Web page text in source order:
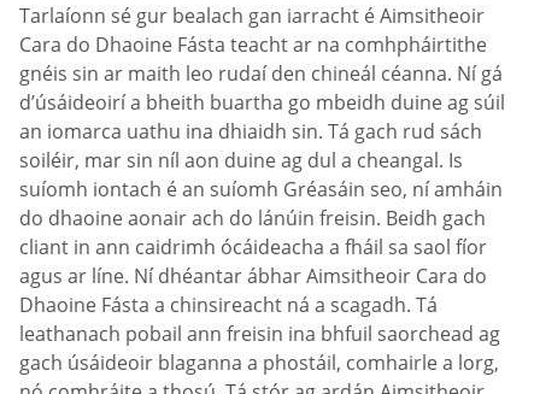
Tarlaíonn sé gur bealach gan iarracht é Aimsitheoir
Cara do Dhaoine Fásta teacht ar na comhpháirtithe
gnéis sin ar maith leo rudaí den chineál céanna. Ní gá
d’úsáideoirí a bheith buartha go mbeidh duine ag súil
an iomarca uathu ina dhiaidh sin. Tá gach rud sách
soiléir, mar sin níl aon duine ag dul a cheangal. Is
suíomh iontach é an suíomh Gréasáin seo, ní amháin
do dhaoine aonair ach do lánúin freisin. Beidh gach
cliant in ann caidrimh ócáideacha a fháil sa saol fíor
agus ar líne. Ní dhéantar ábhar Aimsitheoir Cara do
Dhaoine Fásta a chinsireacht ná a scagadh. Tá
leathanach pobail ann freisin ina bhfuil saorchead ag
gach úsáideoir blaganna a phostáil, comhairle a lorg,